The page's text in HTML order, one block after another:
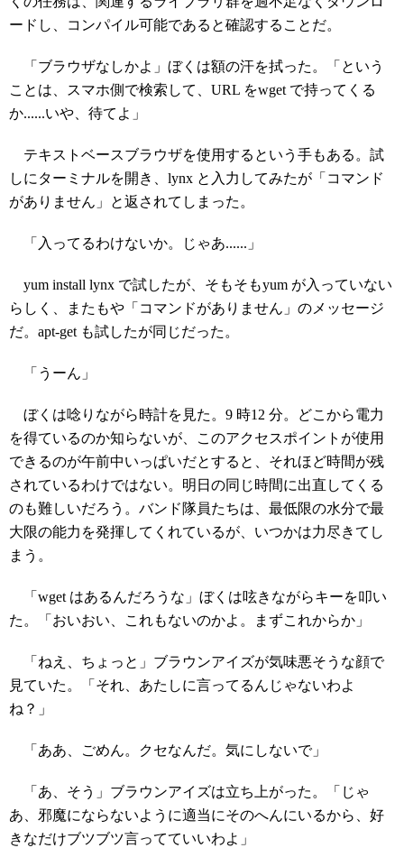
ードし、コンパイル可能であると確認することだ。
「ブラウザなしかよ」ぼくは額の汗を拭った。「という
ことは、スマホ側で検索して、URL をwget で持ってくる
か......いや、待てよ」
テキストベースブラウザを使用するという手もある。試
しにターミナルを開き、lynx と入力してみたが「コマンド
がありません」と返されてしまった。
「入ってるわけないか。じゃあ......」
yum install lynx で試したが、そもそもyum が入っていない
らしく、またもや「コマンドがありません」のメッセージ
だ。apt-get も試したが同じだった。
「うーん」
ぼくは唸りながら時計を見た。9 時12 分。どこから電力
を得ているのか知らないが、このアクセスポイントが使用
できるのが午前中いっぱいだとすると、それほど時間が残
されているわけではない。明日の同じ時間に出直してくる
のも難しいだろう。バンド隊員たちは、最低限の水分で最
大限の能力を発揮してくれているが、いつかは力尽きてし
まう。
「wget はあるんだろうな」ぼくは呟きながらキーを叩い
た。「おいおい、これもないのかよ。まずこれからか」
「ねえ、ちょっと」ブラウンアイズが気味悪そうな顔で
見ていた。「それ、あたしに言ってるんじゃないわよ
ね？」
「ああ、ごめん。クセなんだ。気にしないで」
「あ、そう」ブラウンアイズは立ち上がった。「じゃ
あ、邪魔にならないように適当にそのへんにいるから、好
きなだけブツブツ言ってていいわよ」